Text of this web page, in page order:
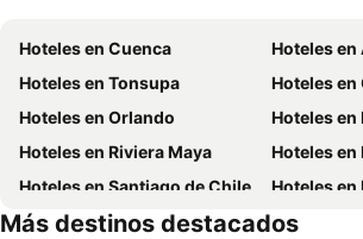
Hoteles en Cuenca
Hoteles en
Hoteles en Tonsupa
Hoteles en
Hoteles en Orlando
Hoteles en
Hoteles en Riviera Maya
Hoteles en
Hoteles en Santiago de Chile
Hoteles en
Hoteles en México
Hoteles en
Más destinos destacados